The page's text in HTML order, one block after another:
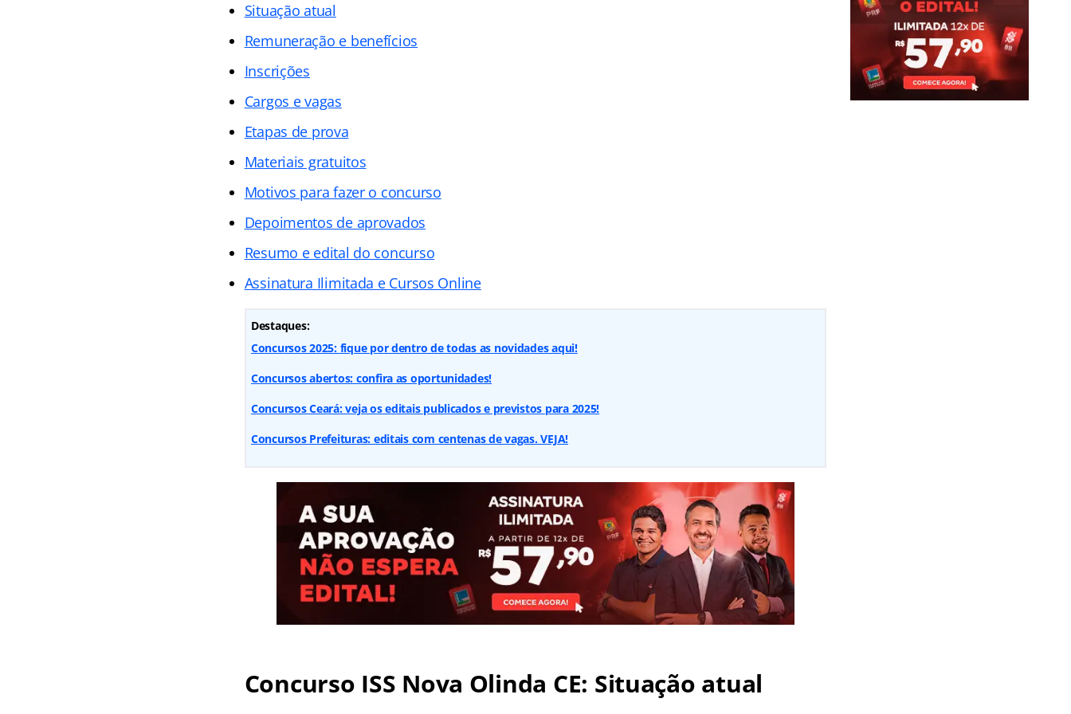
Situação atual
Remuneração e benefícios
Inscrições
Cargos e vagas
Etapas de prova
Materiais gratuitos
Motivos para fazer o concurso
Depoimentos de aprovados
Resumo e edital do concurso
Assinatura Ilimitada e Cursos Online
Destaques:
Concursos 2025: fique por dentro de todas as novidades aqui!
Concursos abertos: confira as oportunidades!
Concursos Ceará: veja os editais publicados e previstos para 2025!
Concursos Prefeituras: editais com centenas de vagas. VEJA!
Concurso ISS Nova Olinda CE: Situação atual